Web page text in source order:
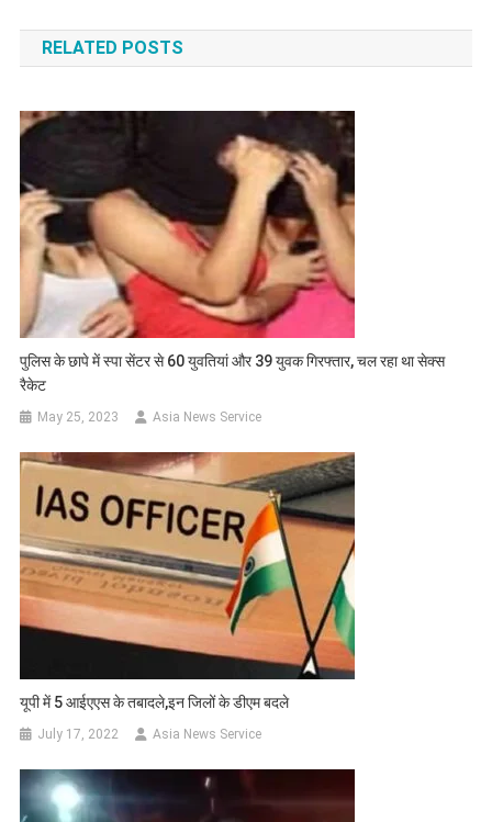
navigation
RELATED POSTS
पुलिस के छापे में स्पा सेंटर से 60 युवतियां और 39 युवक गिरफ्तार, चल रहा था सेक्स
रैकेट
May 25, 2023 Asia News Service
यूपी में 5 आईएएस के तबादले,इन जिलों के डीएम बदले
July 17, 2022 Asia News Service